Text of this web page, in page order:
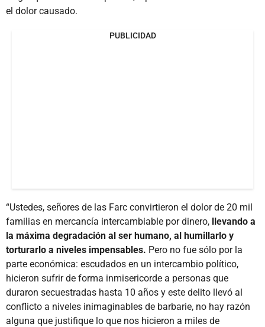
el dolor causado.
PUBLICIDAD
“Ustedes, señores de las Farc convirtieron el dolor de 20 mil
familias en mercancía intercambiable por dinero, llevando a
la máxima degradación al ser humano, al humillarlo y
torturarlo a niveles impensables. Pero no fue sólo por la
parte económica: escudados en un intercambio político,
hicieron sufrir de forma inmisericorde a personas que
duraron secuestradas hasta 10 años y este delito llevó al
conflicto a niveles inimaginables de barbarie, no hay razón
alguna que justifique lo que nos hicieron a miles de